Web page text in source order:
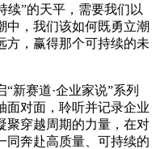
续”的天平，需要我们以
中，我们该如何既勇立潮
方，赢得那个可持续的未
新赛道·企业家说”系列
面对面，聆听并记录企业
聚穿越周期的力量，在对
同奔赴高质量、可持续的